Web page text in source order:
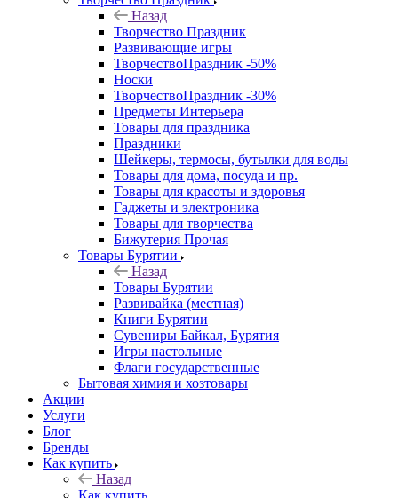
Назад
Творчество Праздник
Развивающие игры
ТворчествоПраздник -50%
Носки
ТворчествоПраздник -30%
Предметы Интерьера
Товары для праздника
Праздники
Шейкеры, термосы, бутылки для воды
Товары для дома, посуда и пр.
Товары для красоты и здоровья
Гаджеты и электроника
Товары для творчества
Бижутерия Прочая
Товары Бурятии
Назад
Товары Бурятии
Развивайка (местная)
Книги Бурятии
Сувениры Байкал, Бурятия
Игры настольные
Флаги государственные
Бытовая химия и хозтовары
Акции
Услуги
Блог
Бренды
Как купить
Назад
Как купить